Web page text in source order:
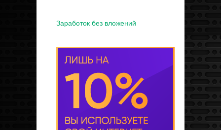
Заработок без вложений